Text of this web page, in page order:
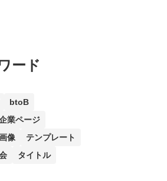
ード
btoB
業ページ
像
テンプレート
タイトル